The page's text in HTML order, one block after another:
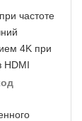
частоте
4K при
HDMI